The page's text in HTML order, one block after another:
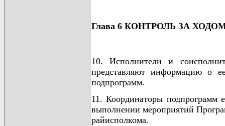
Глава 6 КОНТРОЛЬ ЗА
10. Исполнители и
представляют информацию о
подпрограмм.
11. Координаторы подпрограмм
выполнении мероприятий
райисполкома.